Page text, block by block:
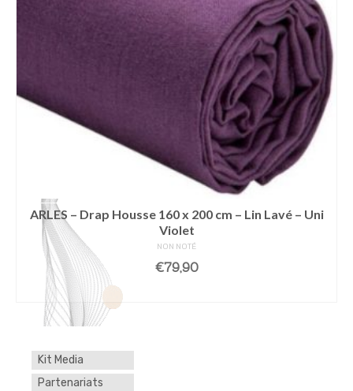
ARLES – Drap Housse 160 x 200 cm – Lin Lavé – Uni
Violet
NON NOTÉ
€79,90
Kit Media
Partenariats